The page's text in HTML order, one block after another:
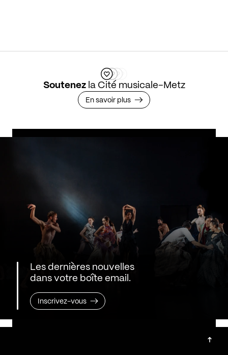
Soutenezla Cité musicale-Metz
En savoir plus
Les dernières nouvelles
dans votre boîte email.
Inscrivez-vous